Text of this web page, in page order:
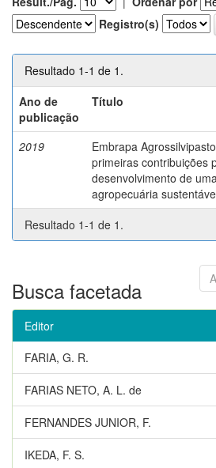
Registro(s)
Resultado 1-1 de 1.
Ano de
publicação
Título
2019
Embrapa
primeiras contribuições
desenvolvimento de uma
agropecuária
Resultado 1-1 de 1.
Busca facetada
Editor
FARIA, G. R.
FARIAS NETO, A. L. de
FERNANDES JUNIOR, F.
IKEDA, F. S.